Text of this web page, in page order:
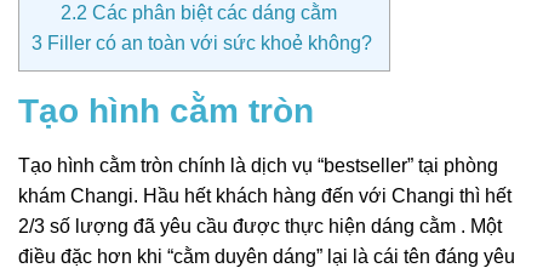
2.2 Các phân biệt các dáng cằm
3 Filler có an toàn với sức khoẻ không?
Tạo hình cằm tròn
Tạo hình cằm tròn chính là dịch vụ “bestseller” tại phòng
khám Changi. Hầu hết khách hàng đến với Changi thì hết
2/3 số lượng đã yêu cầu được thực hiện dáng cằm . Một
điều đặc hơn khi “cằm duyên dáng” lại là cái tên đáng yêu